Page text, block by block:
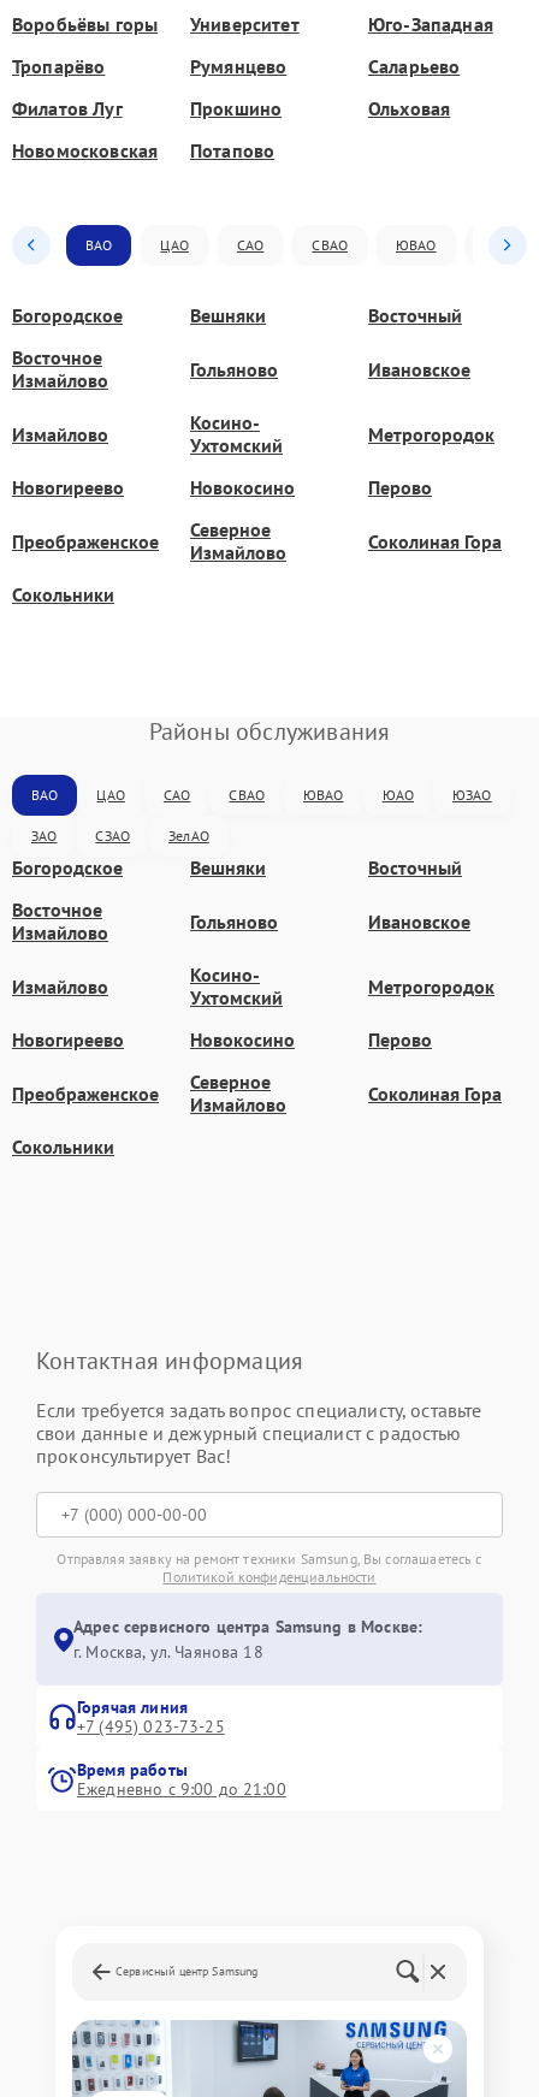
Воробьёвы горы Университет
Юго-Западная
Тропарёво
Румянцево
Саларьево
Филатов Луг
Прокшино
Ольховая
Новомосковская
Потапово
ВАО ЦАО САО СВАО ЮВАО ЮАО
Богородское Вешняки
Восточный
Восточное
Измайлово
Гольяново Ивановское
Измайлово
Косино-
Ухтомский
Метрогородок
Новогиреево Новокосино Перово
Преображенское
Северное
Измайлово
Соколиная Гора
Сокольники
Районы обслуживания
ВАО ЦАО САО СВАО ЮВАО ЮАО ЮЗАО
ЗАО СЗАО ЗелАО
Богородское Вешняки
Восточный
Восточное
Измайлово
Гольяново Ивановское
Измайлово
Косино-
Ухтомский
Метрогородок
Новогиреево Новокосино Перово
Преображенское
Северное
Измайлово
Соколиная Гора
Сокольники
Контактная информация
Если требуется задать вопрос специалисту, оставьте
свои данные и дежурный специалист с радостью
проконсультирует Вас!
Отправляя заявку на ремонт техники Samsung, Вы соглашаетесь с
Политикой конфиденциальности
Адрес сервисного центра Samsung в Москве:
г. Москва, ул. Чаянова 18
Горячая линия
+7 (495) 023-73-25
Время работы
Ежедневно с 9:00 до 21:00
Сервисный центр Samsung